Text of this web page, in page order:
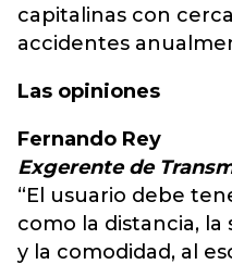
capitalinas con
accidentes
Las opiniones
Fernando Rey
Exgerente de
“El usuario debe
como la distancia, la
y la comodidad, al